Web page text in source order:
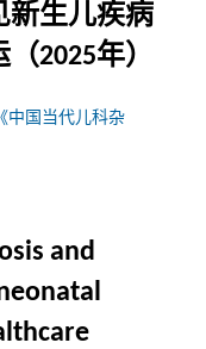
新生儿疾病
2025年）
中国当代儿科杂
and